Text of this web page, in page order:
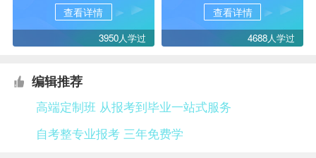
查看详情
3950人学过
查看详情
4688人学过
编辑推荐
高端定制班 从报考到毕业一站式服务
自考整专业报考 三年免费学